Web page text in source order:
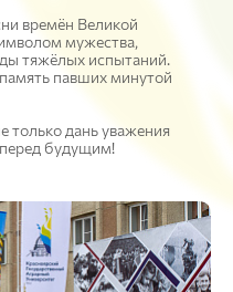
времён Великой
мужества,
тяжёлых испытаний.
павших минутой
только дань уважения
будущим!